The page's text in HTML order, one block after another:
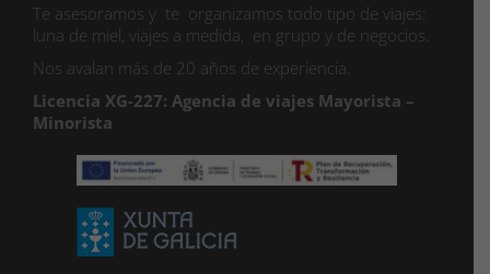
Te asesoramos y te organizamos todo tipo de viajes:
luna de miel, viajes a medida, en grupo y de negocios.
Nos avalan más de 20 años de experiencia.
Licencia XG-227: Agencia de viajes Mayorista –
Minorista